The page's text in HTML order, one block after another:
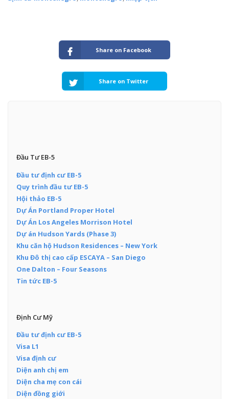
Share on Facebook
Share on Twitter
Đầu Tư EB-5
Đầu tư định cư EB-5
Quy trình đầu tư EB-5
Hội thảo EB-5
Dự Án Portland Proper Hotel
Dự Án Los Angeles Morrison Hotel
Dự án Hudson Yards (Phase 3)
Khu căn hộ Hudson Residences – New York
Khu Đô thị cao cấp ESCAYA – San Diego
One Dalton – Four Seasons
Tin tức EB-5
Định Cư Mỹ
Đầu tư định cư EB-5
Visa L1
Visa định cư
Diện anh chị em
Diện cha mẹ con cái
Diện đồng giới